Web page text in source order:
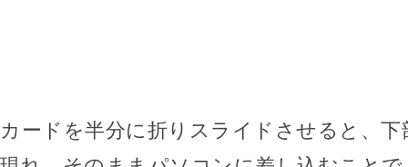
カードを半分に折りスライドさせると、